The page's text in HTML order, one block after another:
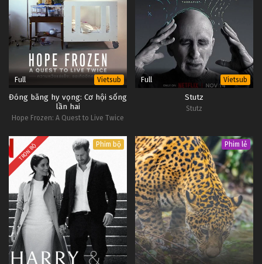
Full Vietsub
Đóng băng hy vọng: Cơ hội sống
lần hai
Hope Frozen: A Quest to Live Twice
Full Vietsub
Stutz
Stutz
TRỌN BỘ Phim bộ Phim lẻ